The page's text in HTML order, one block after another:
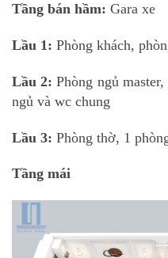
Tầng bán hầm: Gara xe
Lầu 1: Phòng khách,
Lầu 2: Phòng ngủ
ngủ và wc chung
Lầu 3: Phòng thờ, 1
Tầng mái